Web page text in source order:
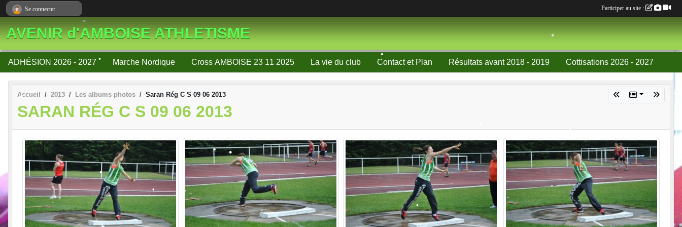
AVENIR d'AMBOISE ATHLETISME
ADHÉSION 2026 - 2027 Marche Nordique Cross AMBOISE 23 11 2025 La vie du club Contact et Plan Résultats avant 2018 - 2019 Cottisations 2026 - 2027
Accueil 2013 Les albums photos Saran Rég C S 09 06 2013
SARAN RÉG C S 09 06 2013
Se connecter Participer au site :
•
• •
•
•
•
•
•
•
•
•
•
•
•
•
•
•
Panneau de gestion des cookies